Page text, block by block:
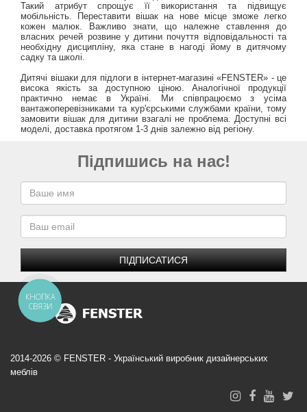
Такий атрибут спрощує її використання та підвищує
мобільність. Переставити вішак на нове місце зможе легко
кожен малюк. Важливо знати, що належне ставлення до
власних речей розвине у дитини почуття відповідальності та
необхідну дисципліну, яка стане в нагоді йому в дитячому
садку та школі.
Дитячі вішаки для підлоги в інтернет-магазині «FENSTER» - це
висока якість за доступною ціною. Аналогічної продукції
практично немає в Україні. Ми співпрацюємо з усіма
вантажоперевізниками та кур'єрськими службами країни, тому
замовити вішак для дитини взагалі не проблема. Доступні всі
моделі, доставка протягом 1-3 днів залежно від регіону.
Підпишись на нас!
ПІДПИСАТИСЯ
2014-2026 © FENSTER - Український виробник дизайнерських
меблів
КНОПКА
СВЯЗИ